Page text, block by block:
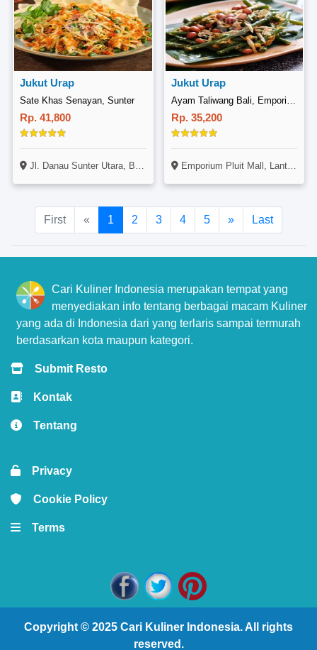
Jukut Urap
Sate Khas Senayan, Sunter
Rp. 41,800
Jl. Danau Sunter Utara, Blok D1 No. 7, Sunter, Jakarta
Jukut Urap
Ayam Taliwang Bali, Emporium Pluit
Rp. 35,200
Emporium Pluit Mall, Lantai 4 No. 25. Jl. Pluit Selatan Raya, Penjaringan, Jakarta
First « 1 2 3 4 5 » Last
Cari Kuliner Indonesia merupakan tempat yang
menyediakan info tentang berbagai macam Kuliner
yang ada di Indonesia dari yang terlaris sampai termurah
berdasarkan kota maupun kategori.
Submit Resto
Kontak
Tentang
Privacy
Cookie Policy
Terms
Copyright © 2025 Cari Kuliner Indonesia. All rights
reserved.